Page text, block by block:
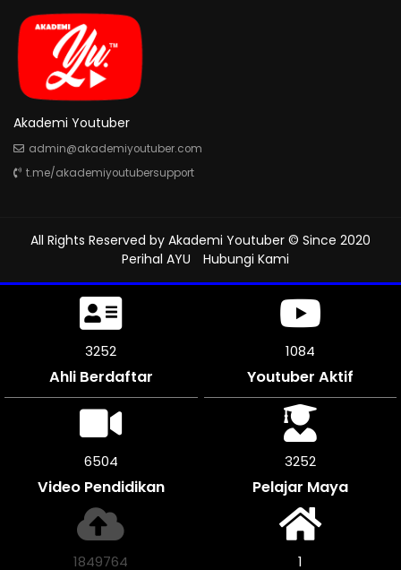
Akademi Youtuber
admin@akademiyoutuber.com
t.me/akademiyoutubersupport
All Rights Reserved by Akademi Youtuber © Since 2020
Perihal AYU
Hubungi Kami
3714
Ahli Berdaftar
1238
Youtuber Aktif
7422
Video Pendidikan
3711
Pelajar Maya
2112796 1